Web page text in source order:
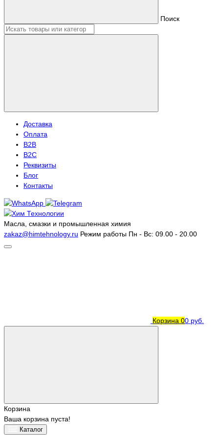
Поиск
Доставка
Оплата
B2B
B2C
Реквизиты
Блог
Контакты
Масла, смазки и промышленная химия
zakaz@himtehnology.ru Режим работы Пн - Вс: 09.00 - 20.00
Корзина 00 руб.
Корзина
Ваша корзина пуста!
Каталог